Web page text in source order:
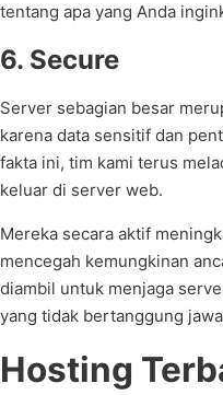
tentang apa yang Anda
6. Secure
Server sebagian besar
karena data sensitif dan
fakta ini, tim kami terus
keluar di server web.
Mereka secara aktif
mencegah kemungkinan
diambil untuk menjaga
yang tidak bertanggung
Hosting